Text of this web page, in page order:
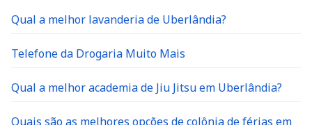
Qual a melhor lavanderia de Uberlândia?
Telefone da Drogaria Muito Mais
Qual a melhor academia de Jiu Jitsu em Uberlândia?
Quais são as melhores opções de colônia de férias em